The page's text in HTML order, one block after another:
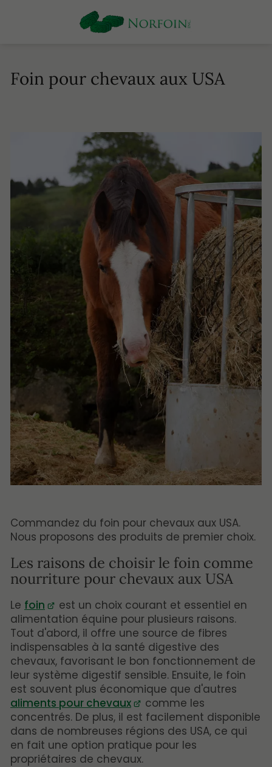
Foin pour chevaux aux USA
Commandez du foin pour chevaux aux USA.
Nous proposons des produits de premier choix.
Les raisons de choisir le foin comme
nourriture pour chevaux aux USA
Le foin
est un choix courant et essentiel en
alimentation équine pour plusieurs raisons.
Tout d'abord, il offre une source de fibres
indispensables à la santé digestive des
chevaux, favorisant le bon fonctionnement de
leur système digestif sensible. Ensuite, le foin
est souvent plus économique que d'autres
aliments pour chevaux
comme les
concentrés. De plus, il est facilement disponible
dans de nombreuses régions des USA, ce qui
en fait une option pratique pour les
propriétaires de chevaux.